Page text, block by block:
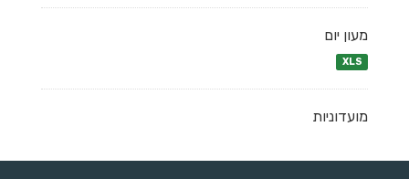
מעון יום
XLS
מועדוניות